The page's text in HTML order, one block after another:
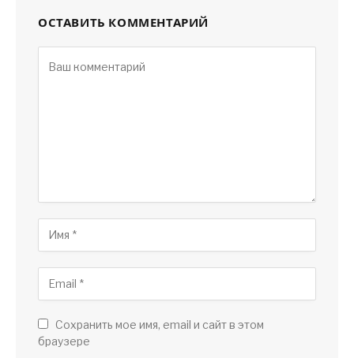
ОСТАВИТЬ КОММЕНТАРИЙ
Сохранить мое имя, email и сайт в этом
браузере